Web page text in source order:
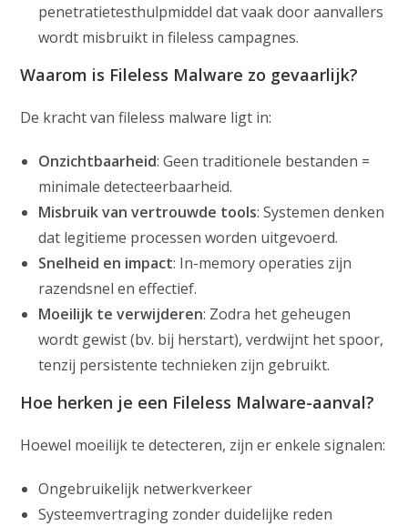
penetratietesthulpmiddel dat vaak door aanvallers
wordt misbruikt in fileless campagnes.
Waarom is Fileless Malware zo gevaarlijk?
De kracht van fileless malware ligt in:
Onzichtbaarheid: Geen traditionele bestanden =
minimale detecteerbaarheid.
Misbruik van vertrouwde tools: Systemen denken
dat legitieme processen worden uitgevoerd.
Snelheid en impact: In-memory operaties zijn
razendsnel en effectief.
Moeilijk te verwijderen: Zodra het geheugen
wordt gewist (bv. bij herstart), verdwijnt het spoor,
tenzij persistente technieken zijn gebruikt.
Hoe herken je een Fileless Malware-aanval?
Hoewel moeilijk te detecteren, zijn er enkele signalen:
Ongebruikelijk netwerkverkeer
Systeemvertraging zonder duidelijke reden